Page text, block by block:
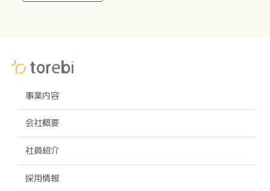
事業内容
会社概要
社員紹介
採用情報